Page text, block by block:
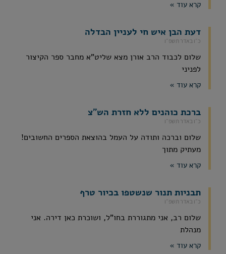
קרא עוד »
דעת הבן איש חי לעניין הבדלה
כ״ו באדר תשפ״ו
שלום לכבוד הרב אורן מצא שליט"א מחבר ספר הקיצור
לפניני
קרא עוד »
ברכת כוהנים ללא חזרת הש"צ
כ״ו באדר תשפ״ו
שלום וברכה ותודה על העמל בהוצאת הספרים החשובים!
מעתיק מתוך
קרא עוד »
תבניות תנור שנשטפו בכיור טרף
כ״ו באדר תשפ״ו
שלום רב, אני מתגוררת בחו"ל, ושוכרת כאן דירה. אני
מנהלת
קרא עוד »